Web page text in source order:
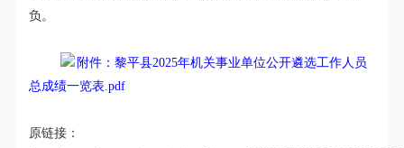
负 。
附件：黎平县2025年机关事业单位公开遴选工作人员
总成绩一览表.pdf
原链接：